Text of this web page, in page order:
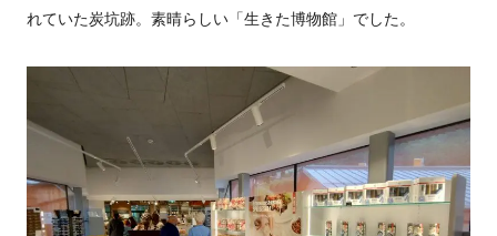
れていた炭坑跡。素晴らしい「生きた博物館」でした。